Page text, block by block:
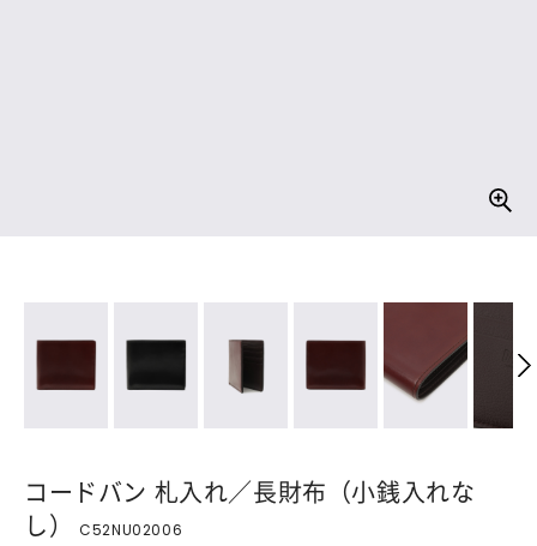
コードバン 札入れ／長財布（小銭入れな
し）
C52NU02006